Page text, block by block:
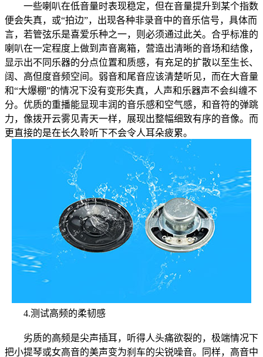
一些喇叭在低音量时表现稳定，但在音量提升到某个指数
便会失真，或“拍边”，出现各种非录音中的音乐信号，具体而
言，若管弦乐是喜爱乐种之一，则必须通过此关。合乎标准的
喇叭在一定程度上做到声音离箱，营造出清晰的音场和结像，
显示出不同乐器的分点位置和质感，有充足的扩散以至生长、
阔、高但度音频空间。弱音和尾音应该清楚听见，而在大音量
和“大爆棚”的情况下没有变形失真，人声和乐器声不会纠缠不
分。优质的重播能显现丰润的音乐感和空气感，和音符的弹跳
力，像拨开云雾见青天一样，展现出整幅细致有序的音像。而
更直接的是在长久聆听下不会令人耳朵疲累。
4.测试高频的柔韧感
劣质的高频是尖声插耳，听得人头痛欲裂的，极端情况下
把小提琴或女高音的美声变为刹车的尖锐噪音。同样，高音中